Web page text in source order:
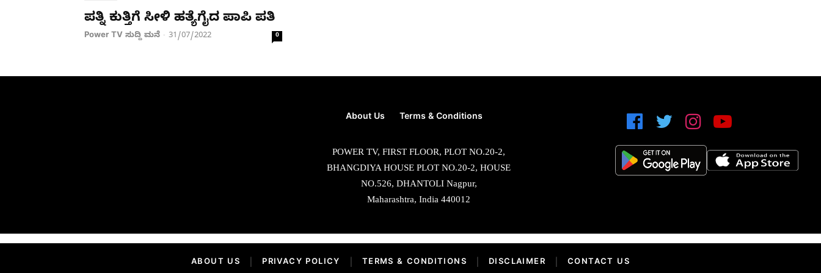
ಪತ್ನಿ ಕುತ್ತಿಗೆ ಸೀಳಿ ಹತ್ಯೆಗೈದ ಪಾಪಿ ಪತಿ
Power TV ಸುದ್ದಿ ಮನೆ - 31/07/2022 0
About Us Terms & Conditions
POWER TV, FIRST FLOOR, PLOT NO.20-2,
BHANGDIYA HOUSE PLOT NO.20-2, HOUSE
NO.526, DHANTOLI Nagpur,
Maharashtra, India 440012
ABOUT US PRIVACY POLICY TERMS & CONDITIONS DISCLAIMER CONTACT US